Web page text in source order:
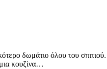
δωμάτιο όλου του
κουζίνα…